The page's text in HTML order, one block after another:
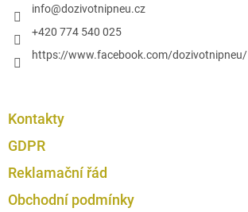
info@dozivotnipneu.cz
+420 774 540 025
https://www.facebook.com/dozivotnipneu/
Kontakty
GDPR
Reklamační řád
Obchodní podmínky